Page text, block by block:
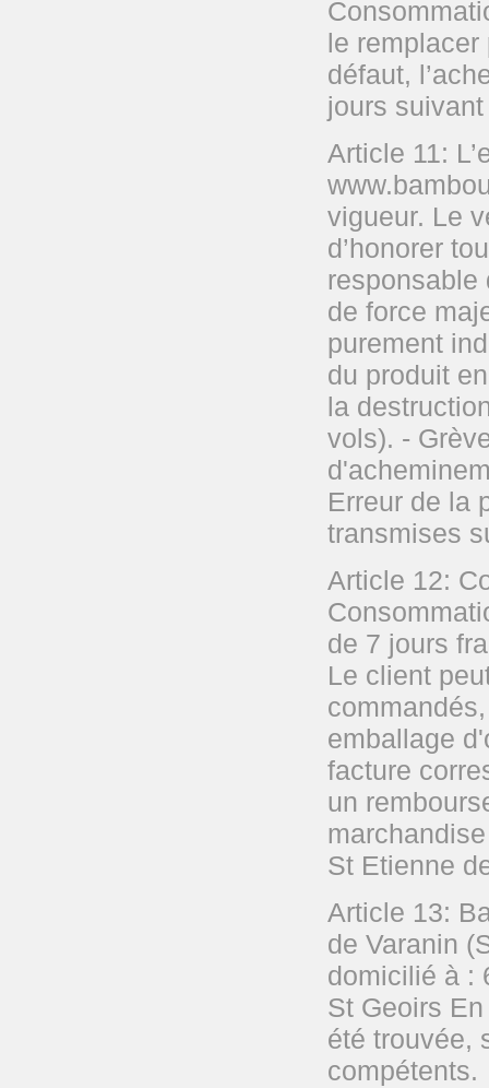
le remplacer
défaut,
jours
Article 11:
vigueur. Le
d’honorer
responsable
de force
purement
du produit
la
vols). -
Erreur de la
transmises
Article 12:
de 7 jours
Le client
emballage
facture
un
St Etienne
Article 13:
de Varanin
domicilié à :
St Geoirs
été trouvée,
compétents.